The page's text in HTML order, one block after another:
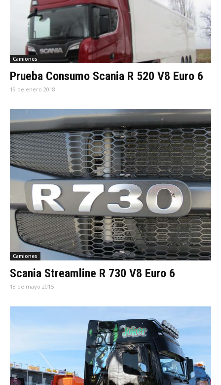
Camiones
Prueba Consumo Scania R 520 V8 Euro 6
19 de enero 2018
Camiones
Scania Streamline R 730 V8 Euro 6
18 de mayo 2015